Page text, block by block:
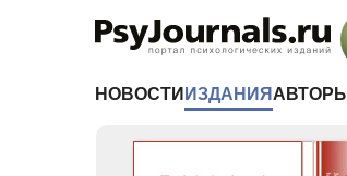
НОВОСТИ ИЗДАНИЯ АВТОРЫ